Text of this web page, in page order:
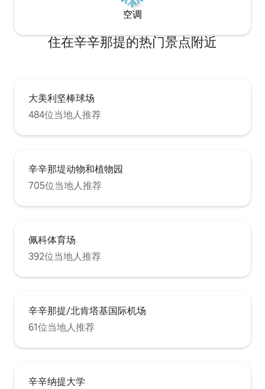
盛顿公园漫步，探索博物馆，在动物园度
1分钟即可抵达葡萄街，步行3分钟即可抵
达主街。距离红人队/孟加拉队体育场1英
里，距离赌场0.3英里，距离当地市场0.5
车、红色租赁自行车，还可免费乘坐Gest
高尔夫球车（银行/OTR/彭德尔顿/赌场）-
请致电预约（513-421-4378）或挥手下
车！
空调
住在辛辛那提的热门景点附近
大美利坚棒球场
484位当地人推荐
辛辛那堤动物和植物园
705位当地人推荐
佩科体育场
392位当地人推荐
辛辛那提/北肯塔基国际机场
61位当地人推荐
辛辛纳提大学